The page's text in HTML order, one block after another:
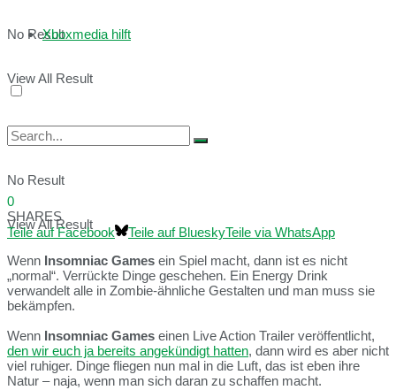
No Result
View All Result
Xboxmedia hilft
No Result
View All Result
0
SHARES
Teile auf Facebook
Teile auf BlueskyTeile via WhatsApp
Wenn Insomniac Games ein Spiel macht, dann ist es nicht
„normal“. Verrückte Dinge geschehen. Ein Energy Drink
verwandelt alle in Zombie-ähnliche Gestalten und man muss sie
bekämpfen.
Wenn Insomniac Games einen Live Action Trailer veröffentlicht,
den wir euch ja bereits angekündigt hatten, dann wird es aber nicht
viel ruhiger. Dinge fliegen nun mal in die Luft, das ist eben ihre
Natur – naja, wenn man sich daran zu schaffen macht.